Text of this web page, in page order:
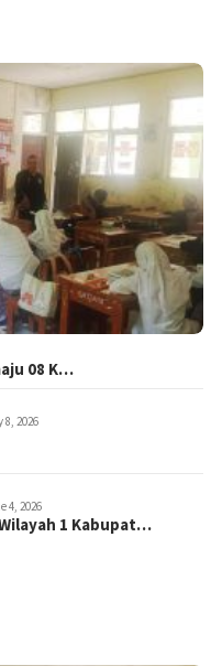
08 K…
8, 2026
4, 2026
1 Kabupat…